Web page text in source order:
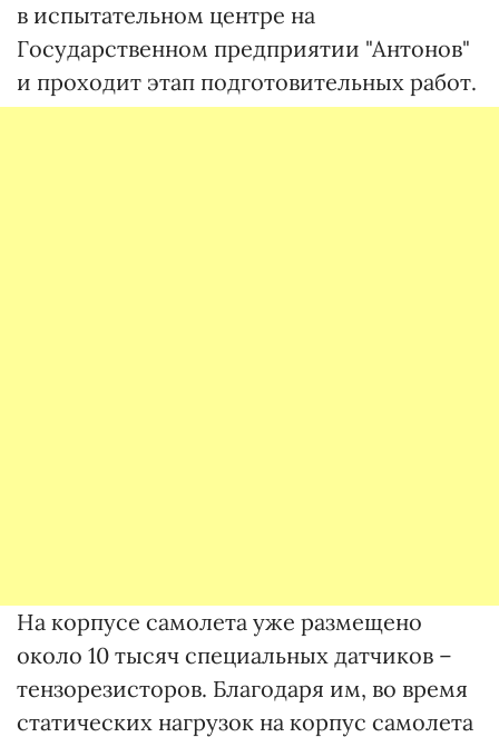
в испытательном центре на
Государственном предприятии "Антонов"
и проходит этап подготовительных работ.
На корпусе самолета уже размещено
около 10 тысяч специальных датчиков –
тензорезисторов. Благодаря им, во время
статических нагрузок на корпус самолета